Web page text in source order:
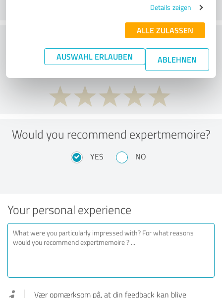
Details zeigen
ALLE ZULASSEN
AUSWAHL ERLAUBEN ABLEHNEN
What do you think of the price to
performance ratio?
Would you recommend expertmemoire?
YES NO
Your personal experience
Vær opmærksom på, at din feedback kan blive